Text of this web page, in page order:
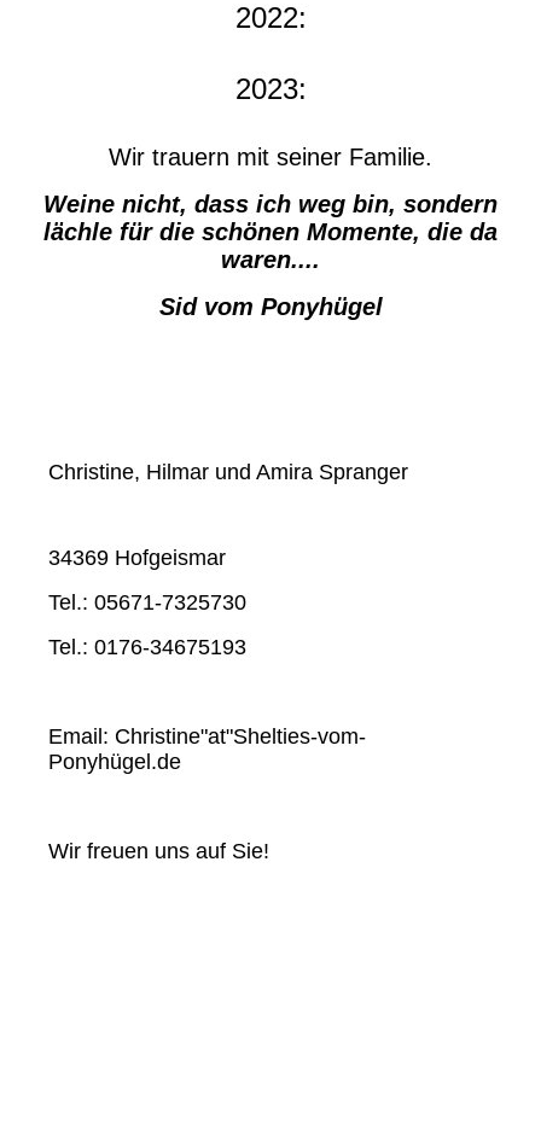
2022:
2023:
Wir trauern mit seiner Familie.
Weine nicht, dass ich weg bin, sondern
lächle für die schönen Momente, die da
waren....
Sid vom Ponyhügel
Christine, Hilmar und Amira Spranger
34369 Hofgeismar
Tel.: 05671-7325730
Tel.: 0176-34675193
Email: Christine"at"Shelties-vom-
Ponyhügel.de
Wir freuen uns auf Sie!